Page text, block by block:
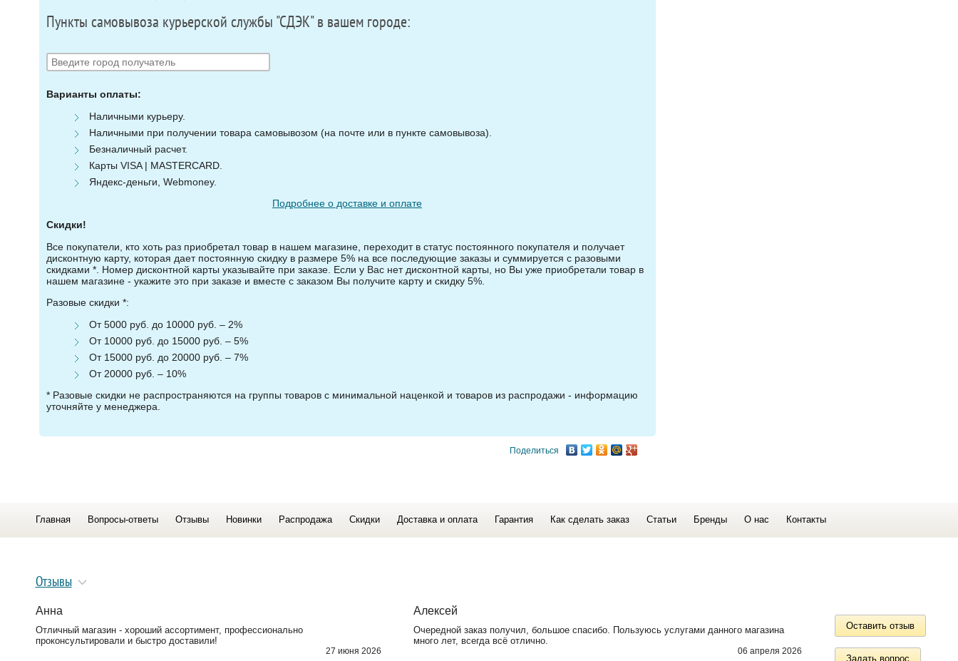
Пункты самовывоза курьерской службы "СДЭК" в вашем городе:
Варианты оплаты:
Наличными курьеру.
Наличными при получении товара самовывозом (на почте или в пункте самовывоза).
Безналичный расчет.
Карты VISA | MASTERCARD.
Яндекс-деньги, Webmoney.
Подробнее о доставке и оплате
Скидки!
Все покупатели, кто хоть раз приобретал товар в нашем магазине, переходит в статус постоянного покупателя и получает
дисконтную карту, которая дает постоянную скидку в размере 5% на все последующие заказы и суммируется с разовыми
скидками *. Номер дисконтной карты указывайте при заказе. Если у Вас нет дисконтной карты, но Вы уже приобретали товар в
нашем магазине - укажите это при заказе и вместе с заказом Вы получите карту и скидку 5%.
Разовые скидки *:
От 5000 руб. до 10000 руб. – 2%
От 10000 руб. до 15000 руб. – 5%
От 15000 руб. до 20000 руб. – 7%
От 20000 руб. – 10%
* Разовые скидки не распространяются на группы товаров с минимальной наценкой и товаров из распродажи - информацию
уточняйте у менеджера.
Поделиться
Главная Вопросы-ответы Отзывы Новинки Распродажа Скидки Доставка и оплата Гарантия Как сделать заказ Статьи Бренды О нас Контакты
Отзывы
Анна
Отличный магазин - хороший ассортимент, профессионально
проконсультировали и быстро доставили!
27 июня 2026
Алексей
Очередной заказ получил, большое спасибо. Пользуюсь услугами данного магазина
много лет, всегда всё отлично.
06 апреля 2026
Оставить отзыв
Задать вопрос